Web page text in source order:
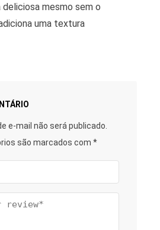
mesmo sem o
uma textura
e-mail não será publicado.
são marcados com *